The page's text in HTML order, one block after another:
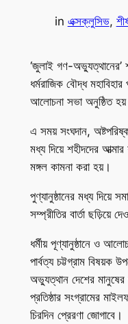
in এক্সক্লুসিভ,
‘জুলাই গণ-অভ্যুত্থানের’
ধর্মরাজিক বৌদ্ধ মহাবিহার
আলোচনা সভা অনুষ্ঠিত
এ সময় সংঘদান,
মধ্য দিয়ে শহীদদের
মঙ্গল কামনা করা হয়।
পুণ্যানুষ্ঠানের মধ্য দিয়ে
সম্প্রীতির বার্তা ছড়িয়ে
ধর্মীয় পূণ্যানুষ্ঠানে ও
পার্বত্য চট্টগ্রাম বিষয়ক
অভ্যুত্থান দেশের মানুষের
প্রতিষ্ঠার সংগ্রামের
চিরদিন প্রেরণা জোগাবে।